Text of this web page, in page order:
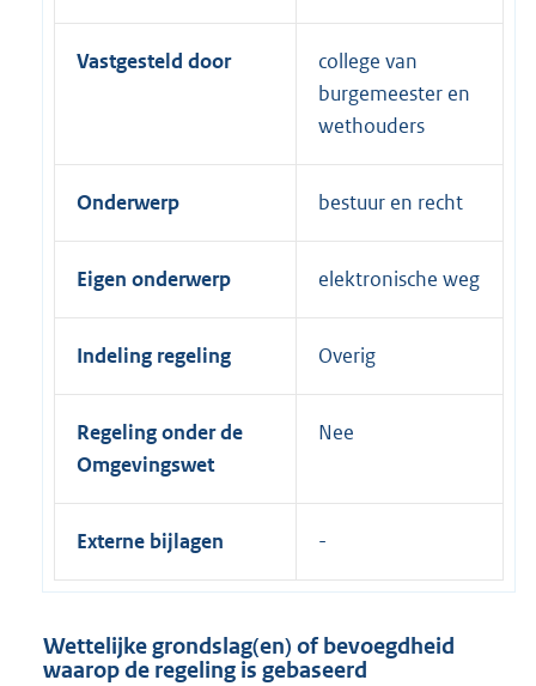
Vastgesteld door
college van
burgemeester en
wethouders
Onderwerp bestuur en recht
Eigen onderwerp elektronische weg
Indeling regeling Overig
Regeling onder de
Omgevingswet
Nee
Externe bijlagen
Wettelijke grondslag(en) of bevoegdheid
waarop de regeling is gebaseerd